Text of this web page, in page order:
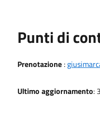
Punti di
Prenotazione :
Ultimo aggiornamento: